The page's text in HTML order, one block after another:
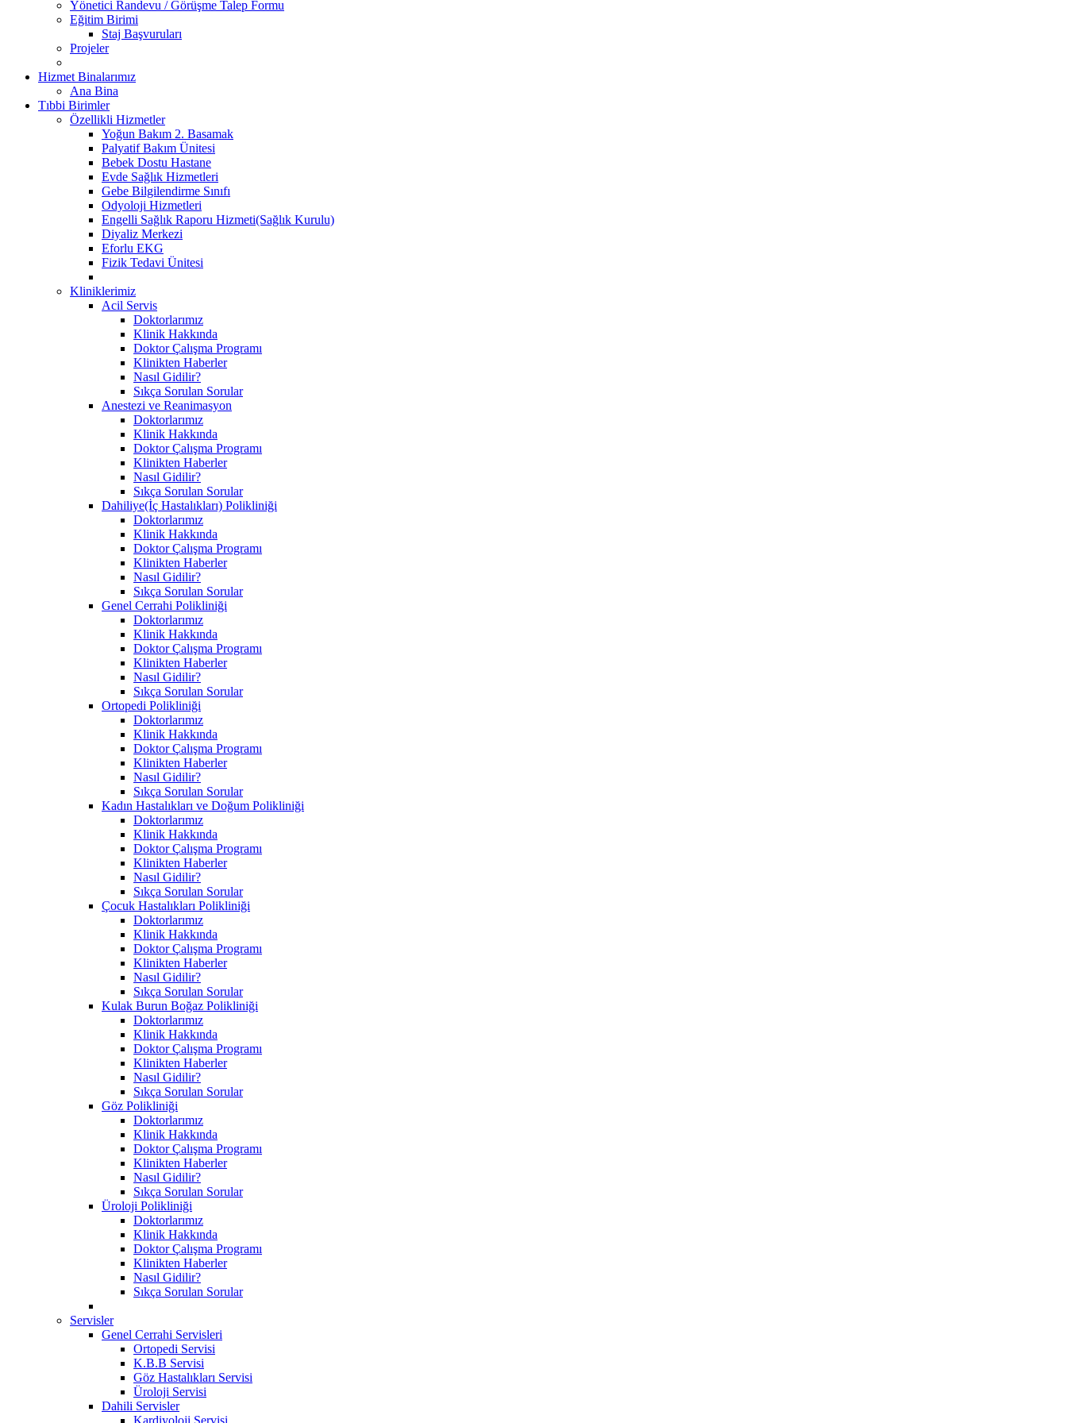
Yönetici Randevu / Görüşme Talep Formu
Eğitim Birimi
Staj Başvuruları
Projeler
Hizmet Binalarımız
Ana Bina
Tıbbi Birimler
Özellikli Hizmetler
Yoğun Bakım 2. Basamak
Palyatif Bakım Ünitesi
Bebek Dostu Hastane
Evde Sağlık Hizmetleri
Gebe Bilgilendirme Sınıfı
Odyoloji Hizmetleri
Engelli Sağlık Raporu Hizmeti(Sağlık Kurulu)
Diyaliz Merkezi
Eforlu EKG
Fizik Tedavi Ünitesi
Kliniklerimiz
Acil Servis
Doktorlarımız
Klinik Hakkında
Doktor Çalışma Programı
Klinikten Haberler
Nasıl Gidilir?
Sıkça Sorulan Sorular
Anestezi ve Reanimasyon
Doktorlarımız
Klinik Hakkında
Doktor Çalışma Programı
Klinikten Haberler
Nasıl Gidilir?
Sıkça Sorulan Sorular
Dahiliye(İç Hastalıkları) Polikliniği
Doktorlarımız
Klinik Hakkında
Doktor Çalışma Programı
Klinikten Haberler
Nasıl Gidilir?
Sıkça Sorulan Sorular
Genel Cerrahi Polikliniği
Doktorlarımız
Klinik Hakkında
Doktor Çalışma Programı
Klinikten Haberler
Nasıl Gidilir?
Sıkça Sorulan Sorular
Ortopedi Polikliniği
Doktorlarımız
Klinik Hakkında
Doktor Çalışma Programı
Klinikten Haberler
Nasıl Gidilir?
Sıkça Sorulan Sorular
Kadın Hastalıkları ve Doğum Polikliniği
Doktorlarımız
Klinik Hakkında
Doktor Çalışma Programı
Klinikten Haberler
Nasıl Gidilir?
Sıkça Sorulan Sorular
Çocuk Hastalıkları Polikliniği
Doktorlarımız
Klinik Hakkında
Doktor Çalışma Programı
Klinikten Haberler
Nasıl Gidilir?
Sıkça Sorulan Sorular
Kulak Burun Boğaz Polikliniği
Doktorlarımız
Klinik Hakkında
Doktor Çalışma Programı
Klinikten Haberler
Nasıl Gidilir?
Sıkça Sorulan Sorular
Göz Polikliniği
Doktorlarımız
Klinik Hakkında
Doktor Çalışma Programı
Klinikten Haberler
Nasıl Gidilir?
Sıkça Sorulan Sorular
Üroloji Polikliniği
Doktorlarımız
Klinik Hakkında
Doktor Çalışma Programı
Klinikten Haberler
Nasıl Gidilir?
Sıkça Sorulan Sorular
Servisler
Genel Cerrahi Servisleri
Ortopedi Servisi
K.B.B Servisi
Göz Hastalıkları Servisi
Üroloji Servisi
Dahili Servisler
Kardiyoloji Servisi